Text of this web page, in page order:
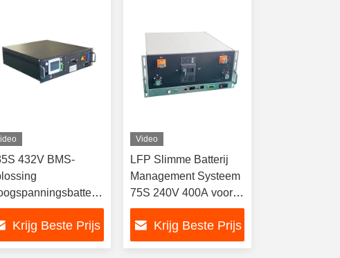
432V BMS-
CAN
Krijg Beste Prijs
Video
LFP Slimme Batterij
Management Systeem
75S 240V 400A voor
UPS ESS
Krijg Beste Prijs